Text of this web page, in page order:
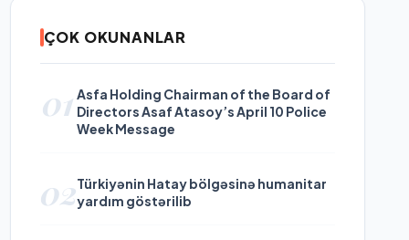
ÇOK OKUNANLAR
01 Asfa Holding Chairman of the Board of
Directors Asaf Atasoy’s April 10 Police
Week Message
02Türkiyənin Hatay bölgəsinə humanitar
yardım göstərilib